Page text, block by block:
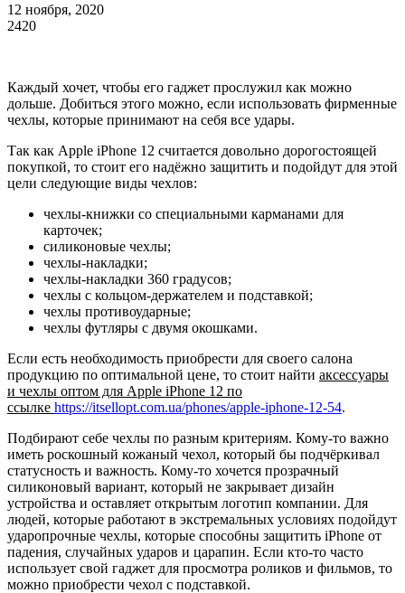
12 ноября, 2020
2420
Каждый хочет, чтобы его гаджет прослужил как можно
дольше. Добиться этого можно, если использовать фирменные
чехлы, которые принимают на себя все удары.
Так как Apple iPhone 12 считается довольно дорогостоящей
покупкой, то стоит его надёжно защитить и подойдут для этой
цели следующие виды чехлов:
чехлы-книжки со специальными карманами для
карточек;
силиконовые чехлы;
чехлы-накладки;
чехлы-накладки 360 градусов;
чехлы с кольцом-держателем и подставкой;
чехлы противоударные;
чехлы футляры с двумя окошками.
Если есть необходимость приобрести для своего салона
продукцию по оптимальной цене, то стоит найти аксессуары
и чехлы оптом для Apple iPhone 12 по
ссылке https://itsellopt.com.ua/phones/apple-iphone-12-54.
Подбирают себе чехлы по разным критериям. Кому-то важно
иметь роскошный кожаный чехол, который бы подчёркивал
статусность и важность. Кому-то хочется прозрачный
силиконовый вариант, который не закрывает дизайн
устройства и оставляет открытым логотип компании. Для
людей, которые работают в экстремальных условиях подойдут
ударопрочные чехлы, которые способны защитить iPhone от
падения, случайных ударов и царапин. Если кто-то часто
использует свой гаджет для просмотра роликов и фильмов, то
можно приобрести чехол с подставкой.